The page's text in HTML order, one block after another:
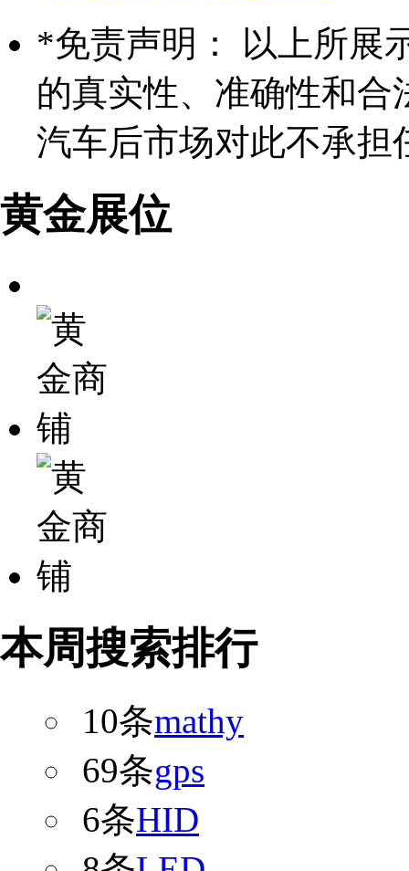
*免责声明： 以上所展
的真实性、准确性和合
汽车后市场对此不承担
黄金展位
本周搜索排行
10条mathy
69条gps
6条HID